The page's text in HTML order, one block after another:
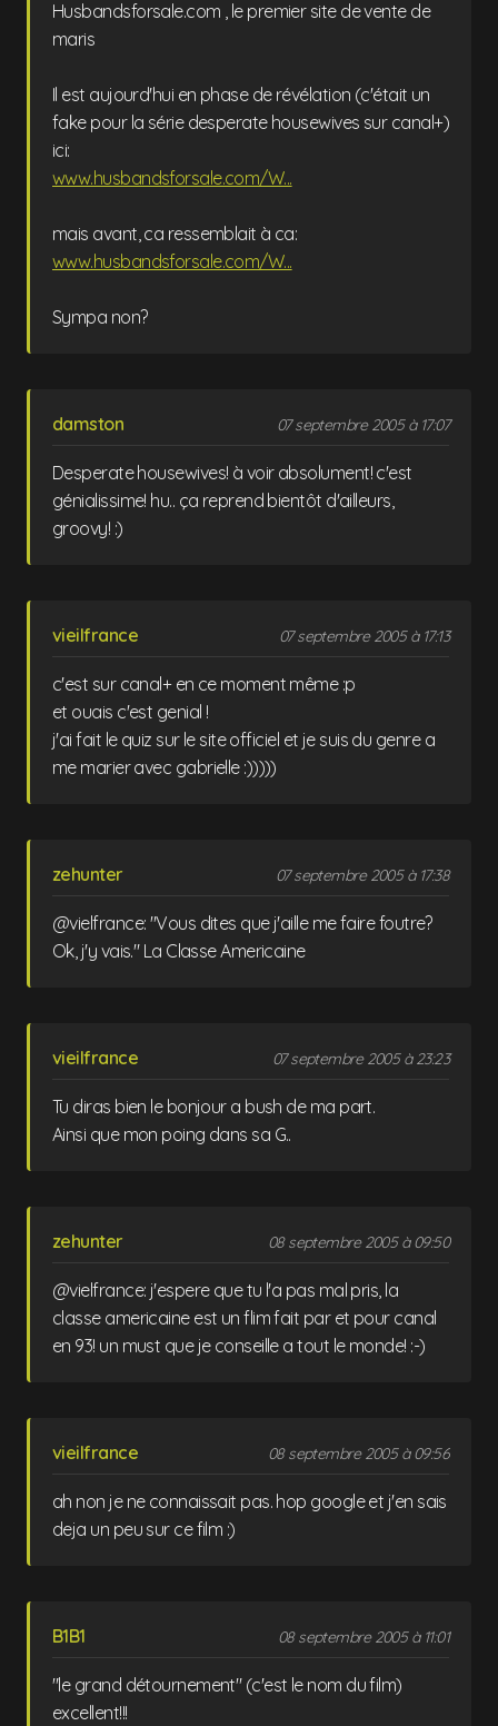
Husbandsforsale.com , le premier site de vente de
maris
Il est aujourd'hui en phase de révélation (c'était un
fake pour la série desperate housewives sur canal+)
ici:
www.husbandsforsale.com/W...
mais avant, ca ressemblait à ca:
www.husbandsforsale.com/W...
Sympa non?
damston 07 septembre 2005 à 17:07
Desperate housewives! à voir absolument! c'est
génialissime! hu.. ça reprend bientôt d'ailleurs,
groovy! :)
vieilfrance 07 septembre 2005 à 17:13
c'est sur canal+ en ce moment même :p
et ouais c'est genial !
j'ai fait le quiz sur le site officiel et je suis du genre a
me marier avec gabrielle :)))))
zehunter 07 septembre 2005 à 17:38
@vielfrance: "Vous dites que j'aille me faire foutre?
Ok, j'y vais." La Classe Americaine
vieilfrance 07 septembre 2005 à 23:23
Tu diras bien le bonjour a bush de ma part.
Ainsi que mon poing dans sa G..
zehunter 08 septembre 2005 à 09:50
@vielfrance: j'espere que tu l'a pas mal pris, la
classe americaine est un flim fait par et pour canal
en 93! un must que je conseille a tout le monde! :-)
vieilfrance 08 septembre 2005 à 09:56
ah non je ne connaissait pas. hop google et j'en sais
deja un peu sur ce film :)
B1B1 08 septembre 2005 à 11:01
"le grand détournement" (c'est le nom du film)
excellent!!!